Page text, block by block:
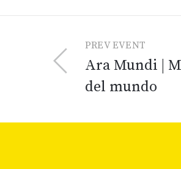
PREV EVENT
Ara Mundi |
del mundo